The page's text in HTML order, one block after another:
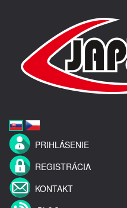
PRIHLÁSENIE
REGISTRÁCIA
KONTAKT